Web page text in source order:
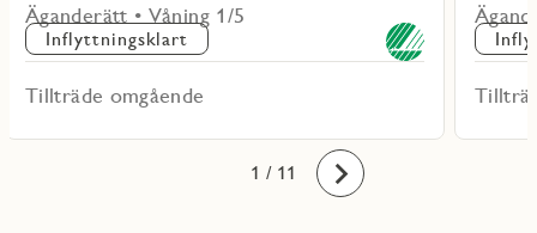
Äganderätt • Våning 1/5
Inflyttningsklart
Tillträde omgående
1
2
3
4
5
6
7
8
9
10
11 / 11 Framåt